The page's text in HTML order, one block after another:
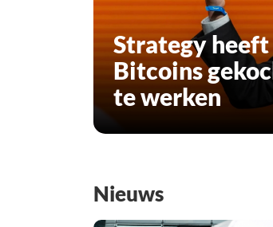
Strategy heeft
Bitcoins
te werken
Nieuws